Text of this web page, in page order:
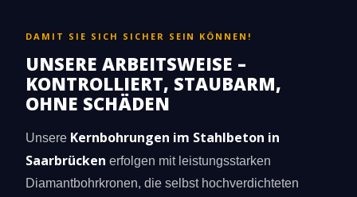
DAMIT SIE SICH SICHER SEIN KÖNNEN!
UNSERE ARBEITSWEISE –
KONTROLLIERT, STAUBARM,
OHNE SCHÄDEN
Unsere Kernbohrungen im Stahlbeton in
Saarbrücken erfolgen mit leistungsstarken
Diamantbohrkronen, die selbst hochverdichteten